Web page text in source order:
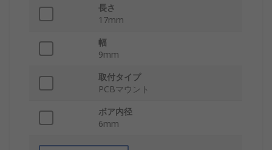
長さ
17mm
幅
9mm
取付タイプ
PCBマウント
ボア内径
6mm